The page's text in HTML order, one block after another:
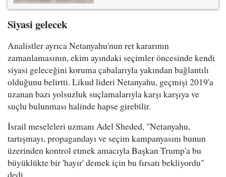
Siyasi gelecek
Analistler ayrıca Netanyahu'nun ret kararının
zamanlamasının, ekim ayındaki seçimler öncesinde kendi
siyasi geleceğini koruma çabalarıyla yakından bağlantılı
olduğunu belirtti. Likud lideri Netanyahu, geçmişi 2019'a
uzanan bazı yolsuzluk suçlamalarıyla karşı karşıya ve
suçlu bulunması halinde hapse girebilir.
İsrail meseleleri uzmanı Adel Sheded, "Netanyahu,
tartışmayı, propagandayı ve seçim kampanyasını bunun
üzerinden kontrol etmek amacıyla Başkan Trump'a bu
büyüklükte bir 'hayır' demek için bu fırsatı bekliyordu"
dedi.